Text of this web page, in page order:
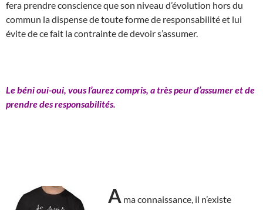
fera prendre conscience que son niveau d’évolution hors du
commun la dispense de toute forme de responsabilité et lui
évite de ce fait la contrainte de devoir s’assumer.
Le béni oui-oui, vous l’aurez compris, a très peur d’assumer et de
prendre des responsabilités.
A ma connaissance, il n’existe